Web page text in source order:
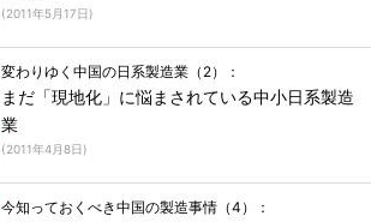
(2011年5月17日)
変わりゆく中国の日系製造業（2）：
まだ「現地化」に悩まされている中小日系製造
業
(2011年4月8日)
今知っておくべき中国の製造事情（4）：